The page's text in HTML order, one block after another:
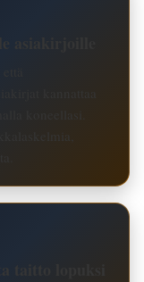
asiakirjoille
kannattaa
koneellasi.
taitto lopuksi